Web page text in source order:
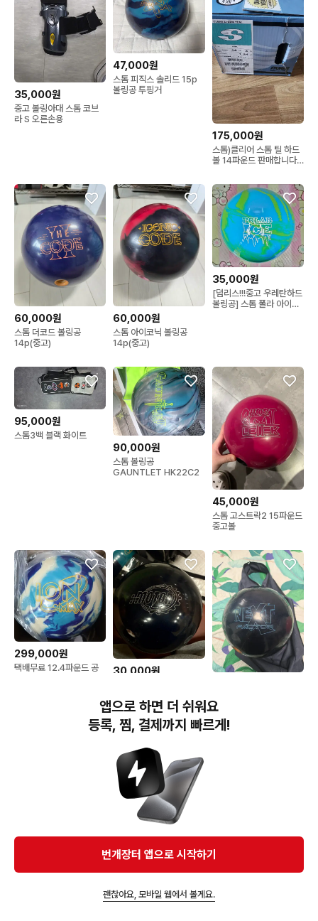
35,000원
중고 볼링아대 스톰 코브
라 S 오른손용
47,000원
스톰 피직스 솔리드 15p
볼링공 투핑거
175,000원
스톰)클리어 스톰 틸 하드
볼 14파운드 판매합니다
60,000원
스톰 더코드 볼링공
14p(중고)
60,000원
스톰 아이코닉 볼링공
14p(중고)
35,000원
[덤리스!!!중고 우레탄하드
볼링공] 스톰 폴라 아이스
95,000원
스톰3백 블랙 화이트
90,000원
스톰 볼링공
GAUNTLET HK22C2
45,000원
스톰 고스트락2 15파운드
중고볼
299,000원
택배무료 12.4파운드 공
30,000원
스톰 넥스트 볼링공
15p(투피스)
번개장터(주) 사업자정보, 이용약관 및 기타 법적고지
번개장터㈜는 통신판매중개자이며, 통신판매의 당사자가 아닙니다. 전자상거래 등에서의
소비자보호에 관한 법률 등 관련 법령 및 번개장터㈜의 약관에 따라 상품, 상품정보, 거래에 관한 책임은
개별 판매자에게 귀속하고, 번개장터㈜는 원칙적으로 회원간 거래에 대하여 책임을 지지 않습니다.
다만, 번개장터㈜가 직접 판매하는 상품에 대한 책임은 번개장터㈜에게 귀속합니다.
APP 다운로드
앱으로 하면 더 쉬워요
등록, 찜, 결제까지 빠르게!
번개장터 앱으로 시작하기
괜찮아요, 모바일 웹에서 볼게요.